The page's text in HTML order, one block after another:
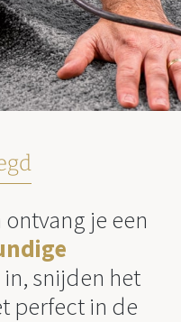
je een
snijden het
perfect in de